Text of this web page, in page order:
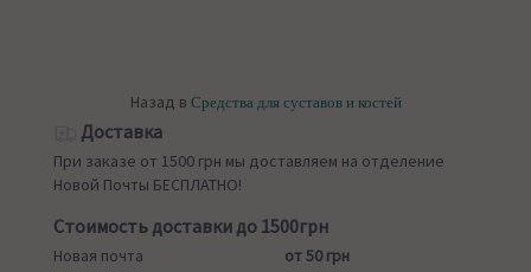
Назад в Средства для суставов и костей
Доставка
При заказе от 1500 грн мы доставляем на отделение
Новой Почты БЕСПЛАТНО!
Стоимость доставки до 1500грн
Новая почта от 50 грн